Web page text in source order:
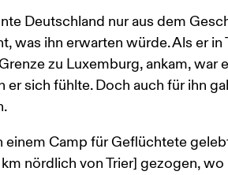
Deutschland nur aus dem
was ihn erwarten würde. Als er in
zu Luxemburg, ankam, war
er sich fühlte. Doch auch für ihn
einem Camp für Geflüchtete
km nördlich von Trier] gezogen,